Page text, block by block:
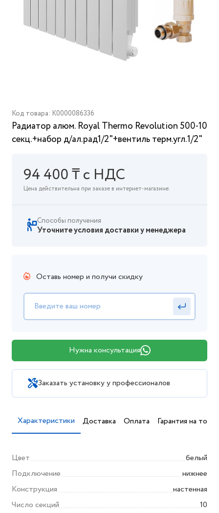
Код товара: K0000086336
Радиатор алюм. Royal Thermo Revolution 500-10
секц.+набор д/ал.рад1/2"+вентиль терм.угл.1/2"
94 400 ₸ с НДС
Цена действительна при заказе в интернет-магазине.
Способы получения
Уточните условия доставки у менеджера
Оставь номер и получи скидку
Нужна консультация
Заказать установку у профессионалов
Характеристики Доставка Оплата Гарантия на товар
Цвет
белый
Подключение
нижнее
Конструкция
настенная
Число секций
10